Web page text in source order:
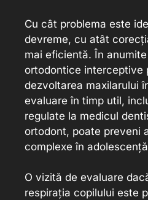
Cu cât problema este
devreme, cu atât
mai eficientă. În
ortodontice interceptive
dezvoltarea maxilarului
evaluare în timp util,
regulate la medicul
ortodont, poate preveni
complexe în
O vizită de evaluare
respirația copilului este